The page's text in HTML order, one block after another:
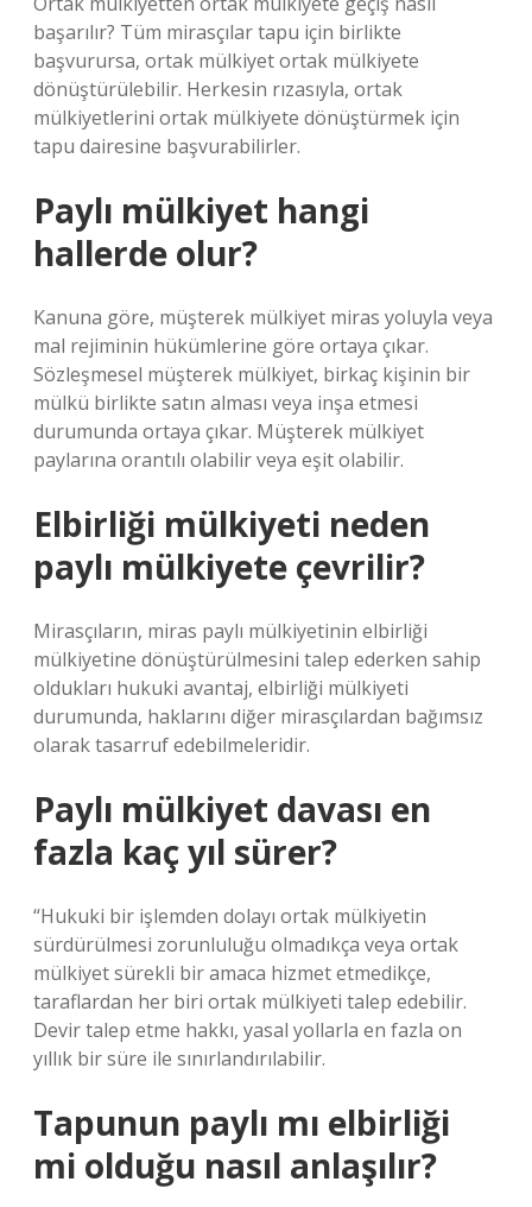
başarılır? Tüm mirasçılar tapu için birlikte
başvurursa, ortak mülkiyet ortak mülkiyete
dönüştürülebilir. Herkesin rızasıyla, ortak
mülkiyetlerini ortak mülkiyete dönüştürmek için
tapu dairesine başvurabilirler.
Paylı mülkiyet hangi
hallerde olur?
Kanuna göre, müşterek mülkiyet miras yoluyla veya
mal rejiminin hükümlerine göre ortaya çıkar.
Sözleşmesel müşterek mülkiyet, birkaç kişinin bir
mülkü birlikte satın alması veya inşa etmesi
durumunda ortaya çıkar. Müşterek mülkiyet
paylarına orantılı olabilir veya eşit olabilir.
Elbirliği mülkiyeti neden
paylı mülkiyete çevrilir?
Mirasçıların, miras paylı mülkiyetinin elbirliği
mülkiyetine dönüştürülmesini talep ederken sahip
oldukları hukuki avantaj, elbirliği mülkiyeti
durumunda, haklarını diğer mirasçılardan bağımsız
olarak tasarruf edebilmeleridir.
Paylı mülkiyet davası en
fazla kaç yıl sürer?
“Hukuki bir işlemden dolayı ortak mülkiyetin
sürdürülmesi zorunluluğu olmadıkça veya ortak
mülkiyet sürekli bir amaca hizmet etmedikçe,
taraflardan her biri ortak mülkiyeti talep edebilir.
Devir talep etme hakkı, yasal yollarla en fazla on
yıllık bir süre ile sınırlandırılabilir.
Tapunun paylı mı elbirliği
mi olduğu nasıl anlaşılır?